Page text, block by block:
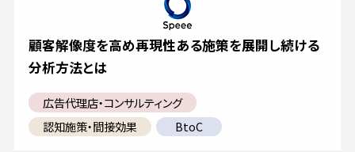
顧客解像度を高め再現性ある施策を展開し続ける
分析方法とは
広告代理店・コンサルティング
認知施策・間接効果
BtoC